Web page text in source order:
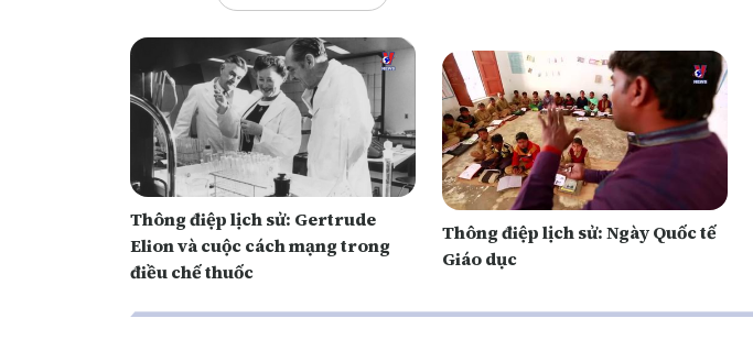
Thông điệp lịch sử: Gertrude
Elion và cuộc cách mạng trong
điều chế thuốc
Thông điệp lịch sử: Ngày Quốc tế
Giáo dục